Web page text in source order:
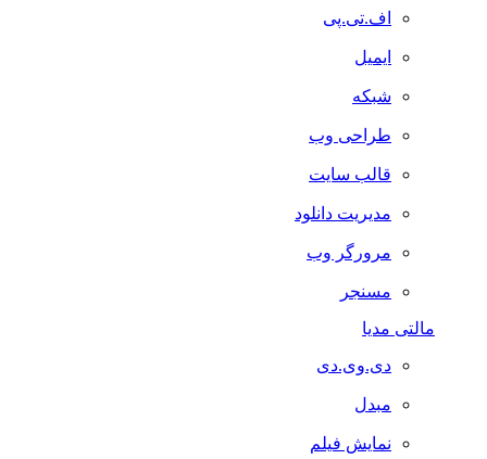
اف.تی.پی
ایمیل
شبکه
طراحی وب
قالب سایت
مدیریت دانلود
مرورگر وب
مسنجر
مالتی مدیا
دی.وی.دی
مبدل
نمایش فیلم